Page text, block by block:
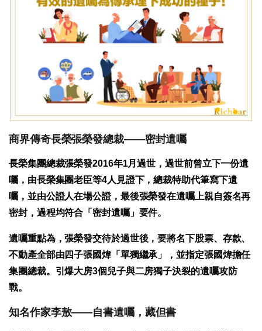
商界傳奇長榮張榮發總裁——密封遺囑
長榮集團總裁張榮發2016年1月過世，過世前曾立下一份遺
囑，由長榮集團老臣等4人見證下，總裁特助代筆寫下遺
囑，並由公證人在場公證，最後張榮發在遺囑上親自簽名再
密封，過程均符合「密封遺囑」要件。
遺囑重點為，張榮發交待於過世後，要將名下股票、存款、
不動產全部由四子張國煒「單獨繼承」，並指定張國煒擔任
集團總裁。引爆大房3個兒子與二房獨子決裂的遺囑攻防
戰。
知名作家李敖——自書遺囑，藏但書